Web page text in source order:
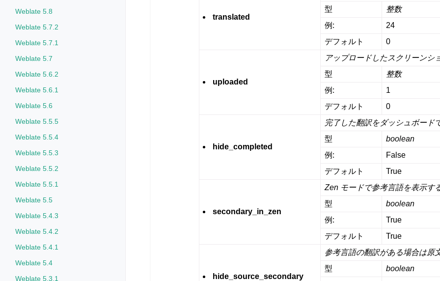
Weblate 5.8
Weblate 5.7.2
Weblate 5.7.1
Weblate 5.7
Weblate 5.6.2
Weblate 5.6.1
Weblate 5.6
Weblate 5.5.5
Weblate 5.5.4
Weblate 5.5.3
Weblate 5.5.2
Weblate 5.5.1
Weblate 5.5
Weblate 5.4.3
Weblate 5.4.2
Weblate 5.4.1
Weblate 5.4
Weblate 5.3.1
translated
型
整数
例:
24
デフォルト
0
uploaded
アップロードしたスクリーンシ
型
整数
例:
1
デフォルト
0
hide_completed
完了した翻訳をダッシュボード
型
boolean
例:
False
デフォルト
True
secondary_in_zen
Zen モードで参考言語を表示す
型
boolean
例:
True
デフォルト
True
hide_source_secondary
参考言語の翻訳がある場合は原
型
boolean